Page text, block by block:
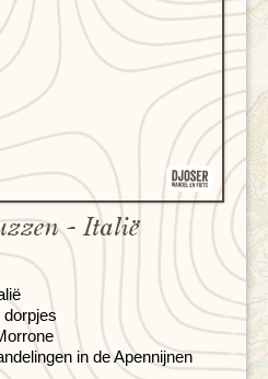
- Italië
in de Apennijnen